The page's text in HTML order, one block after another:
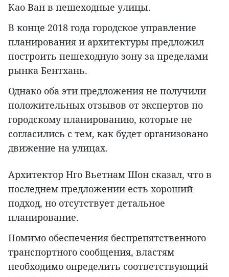
Као Ван в пешеходные улицы.
В конце 2018 года городское управление
планирования и архитектуры предложил
построить пешеходную зону за пределами
рынка Бентхань.
Однако оба эти предложения не получили
положительных отзывов от экспертов по
городскому планированию, которые не
согласились с тем, как будет организовано
движение на улицах.
Архитектор Нго Вьетнам Шон сказал, что в
последнем предложении есть хороший
подход, но отсутствует детальное
планирование.
Помимо обеспечения беспрепятственного
транспортного сообщения, властям
необходимо определить соответствующий